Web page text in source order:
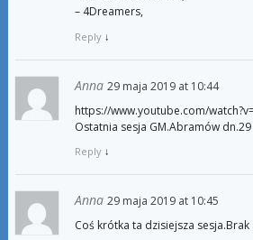
– 4Dreamers,
Reply ↓
Anna 29 maja 2019 at 10:44
https://www.youtube.com/
Ostatnia sesja GM.Abramów
Reply ↓
Anna 29 maja 2019 at 10:45
Coś krótka ta dzisiejsza